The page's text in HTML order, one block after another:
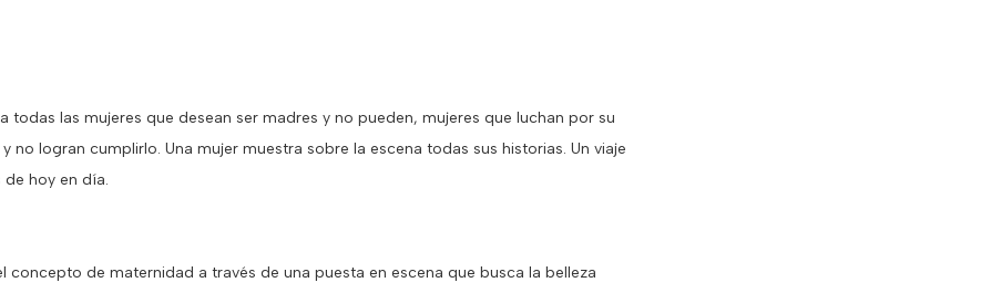
todas las mujeres que desean ser madres y no pueden, mujeres que luchan por su
no logran cumplirlo. Una mujer muestra sobre la escena todas sus historias. Un viaje
de hoy en día.
concepto de maternidad a través de una puesta en escena que busca la belleza